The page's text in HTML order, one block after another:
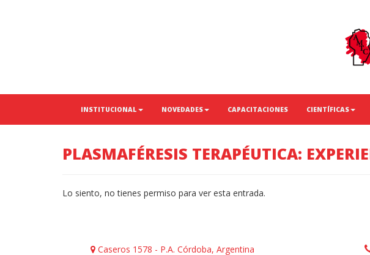
INSTITUCIONAL NOVEDADES CAPACITACIONES CIENTÍFICAS
PLASMAFÉRESIS TERAPÉUTICA:
Lo siento, no tienes permiso para ver esta entrada.
Caseros 1578 - P.A. Córdoba, Argentina